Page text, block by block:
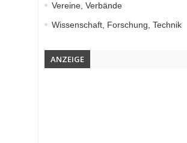
Vereine, Verbände
Wissenschaft, Forschung, Technik
ANZEIGE